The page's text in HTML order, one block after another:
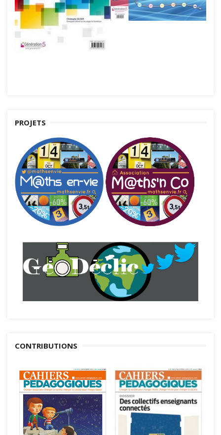
PROJETS
CONTRIBUTIONS